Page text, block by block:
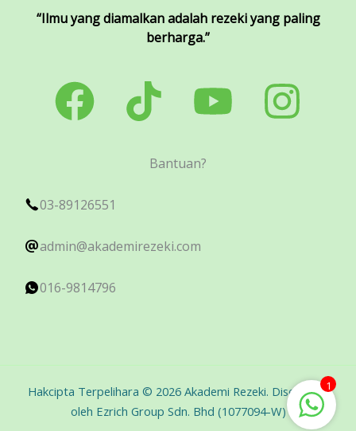
“Ilmu yang diamalkan adalah rezeki yang paling
berharga.”
Bantuan?
03-89126551
admin@akademirezeki.com
016-9814796
Hakcipta Terpelihara © 2026 Akademi Rezeki. Disediakan
oleh Ezrich Group Sdn. Bhd (1077094-W)
1